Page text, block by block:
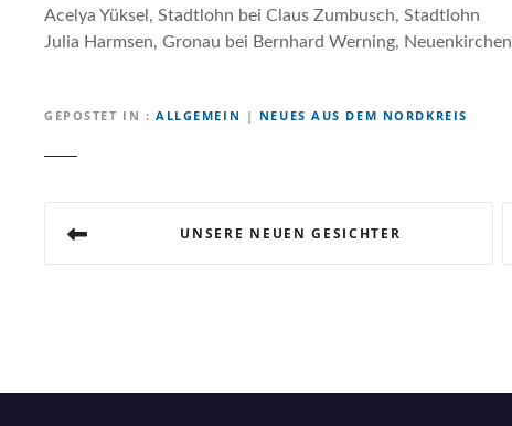
Acelya Yüksel, Stadtlohn bei Claus Zumbusch, Stadtlohn
Julia Harmsen, Gronau bei Bernhard Werning, Neuenkirchen
GEPOSTET IN ALLGEMEIN | NEUES AUS DEM NORDKREIS
r
UNSERE NEUEN GESICHTER